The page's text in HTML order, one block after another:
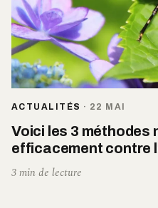
ACTUALITÉS · 22 MAI
Voici les 3
efficacement contre
3 min de lecture